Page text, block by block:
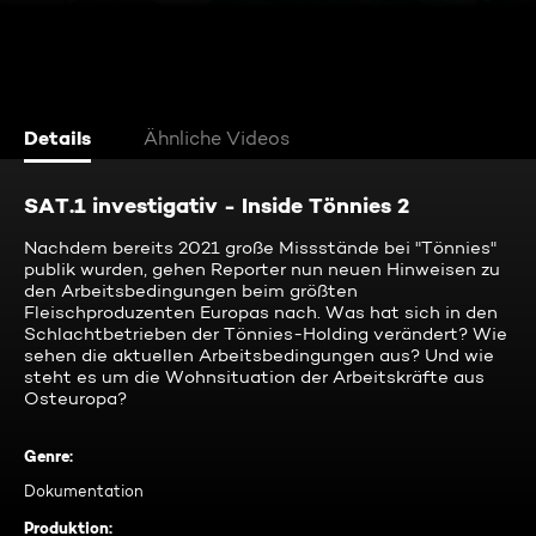
Details Ähnliche Videos
SAT.1 investigativ - Inside Tönnies 2
Nachdem bereits 2021 große Missstände bei "Tönnies"
publik wurden, gehen Reporter nun neuen Hinweisen zu
den Arbeitsbedingungen beim größten
Fleischproduzenten Europas nach. Was hat sich in den
Schlachtbetrieben der Tönnies-Holding verändert? Wie
sehen die aktuellen Arbeitsbedingungen aus? Und wie
steht es um die Wohnsituation der Arbeitskräfte aus
Osteuropa?
Genre:
Dokumentation
Produktion: